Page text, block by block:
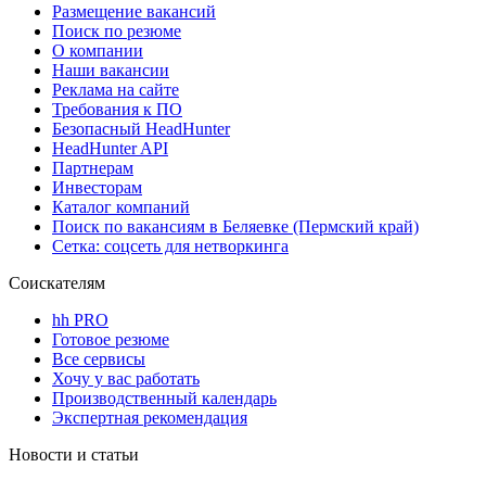
Размещение вакансий
Поиск по резюме
О компании
Наши вакансии
Реклама на сайте
Требования к ПО
Безопасный HeadHunter
HeadHunter API
Партнерам
Инвесторам
Каталог компаний
Поиск по вакансиям в Беляевке (Пермский край)
Сетка: соцсеть для нетворкинга
Соискателям
hh PRO
Готовое резюме
Все сервисы
Хочу у вас работать
Производственный календарь
Экспертная рекомендация
Новости и статьи